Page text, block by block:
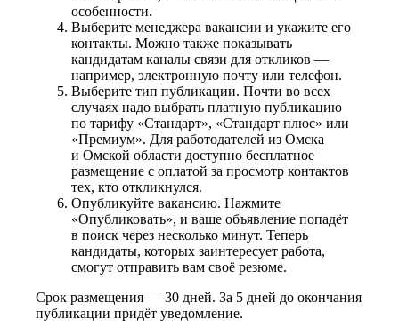
особенности.
Выберите менеджера вакансии и укажите его
контакты. Можно также показывать
кандидатам каналы связи для откликов —
например, электронную почту или телефон.
Выберите тип публикации. Почти во всех
случаях надо выбрать платную публикацию
по тарифу «Стандарт», «Стандарт плюс» или
«Премиум». Для работодателей из Омска
и Омской области доступно бесплатное
размещение с оплатой за просмотр контактов
тех, кто откликнулся.
Опубликуйте вакансию. Нажмите
«Опубликовать», и ваше объявление попадёт
в поиск через несколько минут. Теперь
кандидаты, которых заинтересует работа,
смогут отправить вам своё резюме.
Срок размещения — 30 дней. За 5 дней до окончания
публикации придёт уведомление.